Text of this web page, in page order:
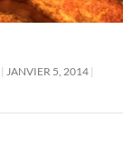
JANVIER 5, 2014